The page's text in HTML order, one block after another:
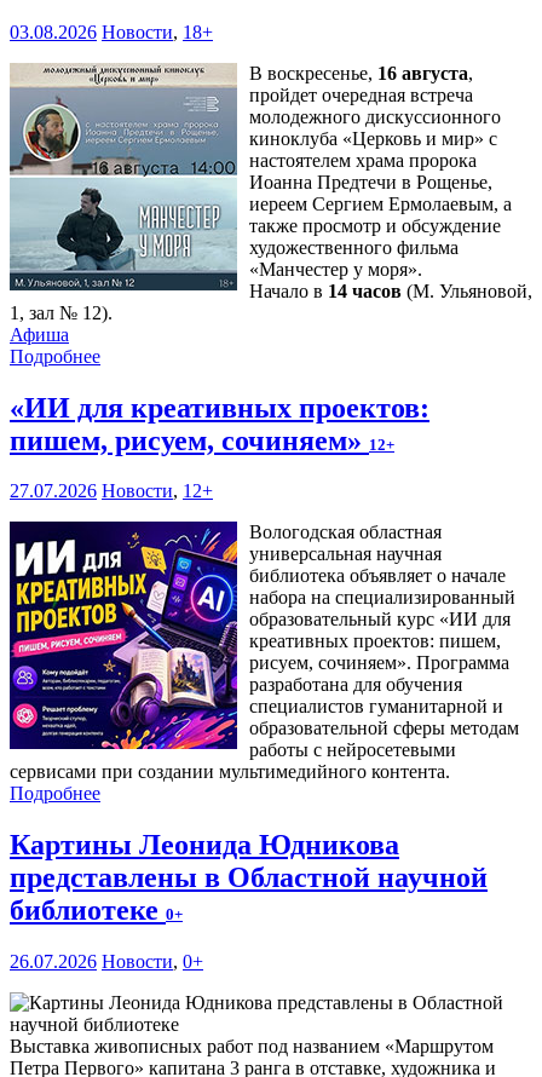
03.08.2026 Новости, 18+
В воскресенье, 16 августа,
пройдет очередная встреча
молодежного дискуссионного
киноклуба «Церковь и мир» с
настоятелем храма пророка
Иоанна Предтечи в Рощенье,
иереем Сергием Ермолаевым, а
также просмотр и обсуждение
художественного фильма
«Манчестер у моря».
Начало в 14 часов (М. Ульяновой,
1, зал № 12).
Афиша
Подробнее
«ИИ для креативных проектов:
пишем, рисуем, сочиняем» 12+
27.07.2026 Новости, 12+
Вологодская областная
универсальная научная
библиотека объявляет о начале
набора на специализированный
образовательный курс «ИИ для
креативных проектов: пишем,
рисуем, сочиняем». Программа
разработана для обучения
специалистов гуманитарной и
образовательной сферы методам
работы с нейросетевыми
сервисами при создании мультимедийного контента.
Подробнее
Картины Леонида Юдникова
представлены в Областной научной
библиотеке 0+
26.07.2026 Новости, 0+
Выставка живописных работ под названием «Маршрутом
Петра Первого» капитана 3 ранга в отставке, художника и